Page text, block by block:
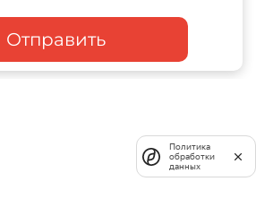
Отправить
Политика
обработки
данных